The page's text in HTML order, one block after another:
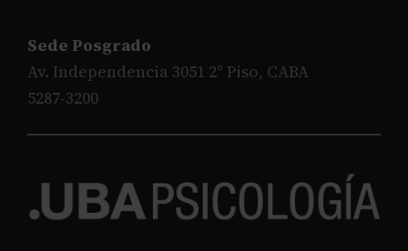
Sede Posgrado
Av. Independencia 3051 2° Piso, CABA
5287-3200